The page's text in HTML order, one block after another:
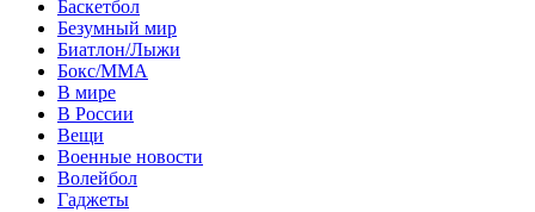
Баскетбол
Безумный мир
Биатлон/Лыжи
Бокс/MMA
В мире
В России
Вещи
Военные новости
Волейбол
Гаджеты